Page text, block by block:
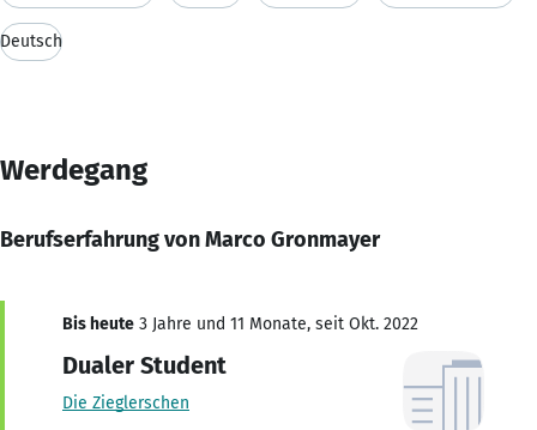
Deutsch
Werdegang
Berufserfahrung von Marco Gronmayer
Bis heute 3 Jahre und 11 Monate, seit Okt. 2022
Dualer Student
Die Zieglerschen